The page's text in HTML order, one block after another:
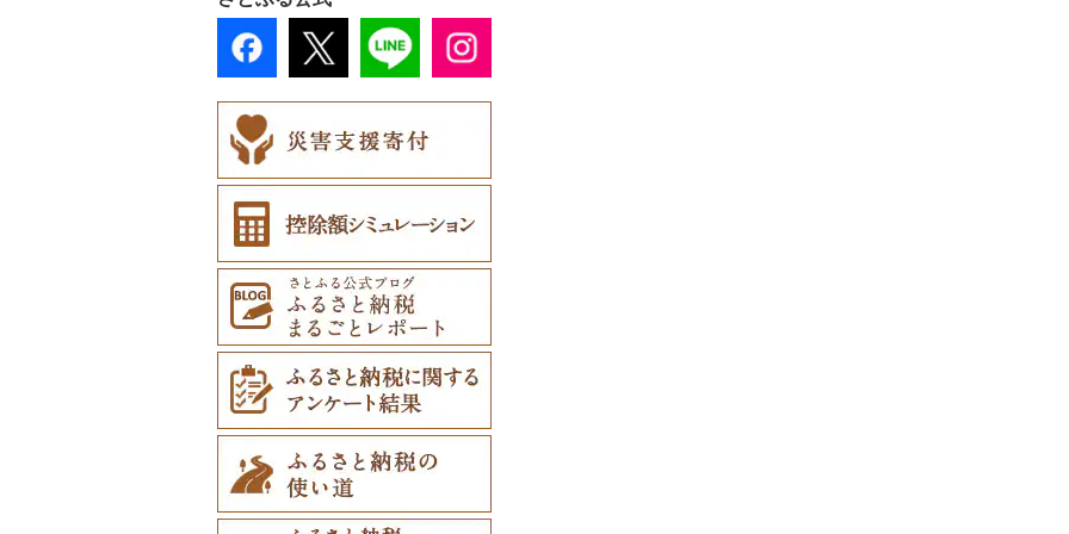
広尾町
中札内村
滝川市
比布町
釧路市
苫前町
当別町
占冠村
上士幌町
平取町
七飯町
北見市
鰺ヶ沢町
むつ市
青森県（県庁）
西目屋村
大船渡市
山田町
松島町
大和町
南三陸町
大河原町
角田市
涌谷町
東松島市
真室川町
寒河江市
高畠町
三川町
大江町
米沢市
鮫川村
福島市
葛尾村
桑折町
矢吹町
国見町
檜枝岐村
喜多方市
南相馬市
会津若松市
大熊町
城里町
水戸市
桜川市
茨城県（県庁）
坂東市
小美玉市
日立市
大子町
鹿嶋市
阿見町
那珂市
嬬恋村
草津町
群馬県（県庁）
長野原町
中之条町
宮代町
吉見町
入間市
北本市
桶川市
加須市
三郷市
八潮市
越生町
さいたま市
鴻巣市
一宮町
佐倉市
茂原市
山武市
鴨川市
印西市
神崎町
船橋市
千葉市
白井市
成田市
日の出町
板橋区
千代田区
江東区
青梅市
国立市
品川区
福生市
小平市
文京区
大田区
箱根町
横浜市
川崎市
海老名市
相模原市
座間市
二宮町
刈羽村
湯沢町
甲府市
甲州市
豊丘村
売木村
木曽町
駒ヶ根市
王滝村
千曲市
辰野町
茅野市
喬木村
阿智村
小川村
御嵩町
海津市
七宗町
東白川村
土岐市
岐阜県（県庁）
下呂市
多治見市
垂井町
恵那市
白川町
小山町
森町
富士市
東伊豆町
西伊豆町
清水町
南伊豆町
松崎町
湖西市
磐田市
三島市
弥富市
東海市
春日井市
大府市
半田市
あま市
岩倉市
小牧市
愛西市
長久手市
豊川市
和束町
八幡市
向日市
大阪府（府庁）
吹田市
和泉市
豊中市
箕面市
太子町
岬町
千早赤阪村
東大阪市
摂津市
島本町
猪名川町
尼崎市
宝塚市
丹波篠山市
香美町
芦屋市
神戸市
川西市
三田市
赤穂市
相生市
御所市
上牧町
吉野町
大和郡山市
野迫川村
葛城市
三宅町
生駒市
東吉野村
五條市
香芝市
由良町
すさみ町
有田川町
和歌山県（県庁）
みなべ町
かつらぎ町
田辺市
北山村
串本町
浅口市
美作市
早島町
里庄町
玉野市
赤磐市
瀬戸内市
和気町
井原市
備前市
総社市
福山市
広島市
府中市
東広島市
竹原市
熊野町
呉市
海田町
三次市
府中町
三原市
田布施町
防府市
山陽小野田市
周南市
宇部市
美祢市
下関市
和木町
光市
那賀町
三好市
藍住町
東みよし町
徳島県（県庁）
阿南市
上板町
海陽町
徳島市
勝浦町
美馬市
直島町
さぬき市
三豊市
宇多津町
小豆島町
香川県（県庁）
土庄町
三木町
まんのう町
琴平町
東かがわ市
今治市
鬼北町
八幡浜市
上島町
松前町
愛南町
新居浜市
伊予市
松山市
西条市
東温市
高知県
香美市
芸西村
日高村
室戸市
黒潮町
四万十市
奈半利町
土佐市
津野町
高知県（県庁）
添田町
大刀洗町
苅田町
春日市
上毛町
中間市
太宰府市
赤村
須恵町
香春町
飯塚市
嬉野市
佐賀県（県庁）
江北町
多久市
伊万里市
神埼市
有田町
基山町
上峰町
吉野ヶ里町
鹿島市
長崎県
松浦市
諫早市
長与町
対馬市
長崎県（県庁）
佐世保市
南島原市
波佐見町
長崎市
川棚町
熊本県
湯前町
菊池市
山江村
宇城市
西原村
水上村
高森町
大津町
和水町
大分県
九重町
竹田市
別府市
中津市
豊後大野市
杵築市
日出町
津久見市
豊後高田市
宮崎県
宮崎市
木城町
川南町
三股町
都城市
椎葉村
日向市
日之影町
指宿市
龍郷町
中種子町
出水市
いちき串木野市
徳之島町
湧水町
垂水市
沖縄県
うるま市
嘉手納町
北谷町
宮古島市
八重瀬町
座間味村
糸満市